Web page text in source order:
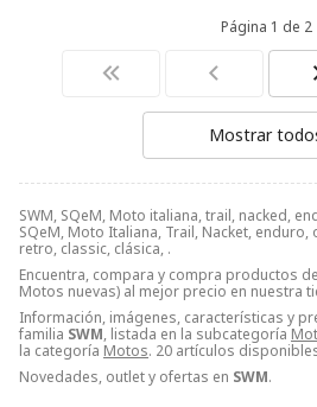
SWM, SQeM, Moto italiana, trail, nacked,
SQeM, Moto Italiana, Trail, Nacket,
retro, classic, clásica, .
Encuentra, compara y compra productos
Motos nuevas) al mejor precio en nuestra
Información, imágenes, características y
familia SWM, listada en la subcategoría
la categoría Motos. 20 artículos
Novedades, outlet y ofertas en SWM.
Página 1 de 2
Mostrar